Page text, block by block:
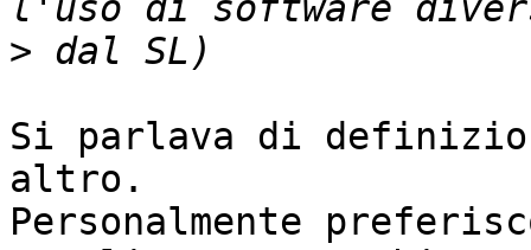
>
Si parlava di
altro.
Personalmente